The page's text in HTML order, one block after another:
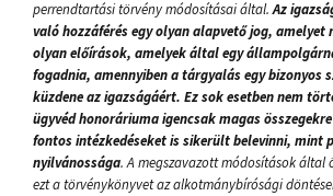
perrendtartási törvény módosításai által.Az
való hozzáférés egy olyan alapvető jog,
olyan előírások, amelyek által egy
fogadnia, amennyiben a tárgyalás egy bizonyos
küzdene az igazságáért. Ez sok esetben nem
ügyvéd honoráriuma igencsak magas
fontos intézkedéseket is sikerült belevinni, mint
nyilvánossága. A megszavazott módosítások által
ezt a törvénykönyvet az alkotmánybírósági